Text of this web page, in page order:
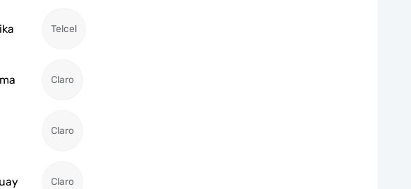
Telcel
Claro
Claro
Claro